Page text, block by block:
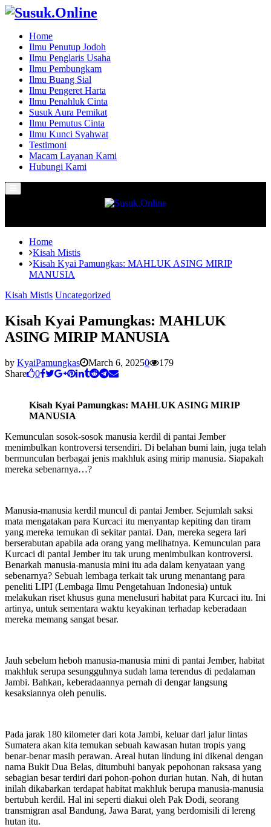
Home
Ilmu Penutup Jodoh
Ilmu Penglaris Usaha
Ilmu Pembungkam
Ilmu Buang Sial
Ilmu Pengeret Harta
Ilmu Penahluk Cinta
Susuk Aura Pemikat
Ilmu Pemutus Cinta
Ilmu Kunci Syahwat
Testimoni
Macam Layanan Kami
Hubungi Kami
Menu
Home
Kisah Mistis
Kisah Kyai Pamungkas: MAHLUK ASING MIRIP
MANUSIA
Kisah Mistis Uncategorized
Kisah Kyai Pamungkas: MAHLUK
ASING MIRIP MANUSIA
by KyaiPamungkas March 6, 20250
179
Share
0
Kisah Kyai Pamungkas: MAHLUK ASING MIRIP
MANUSIA
Kemunculan sosok-sosok manusia kerdil di pantai Jember
menimbulkan kontroversi tersendiri. Di belahan bumi lain, juga telah
bermunculan berbagai jenis makhluk asing mirip manusia. Siapakah
mereka sebenarnya…?
Manusia-manusia kerdil muncul di pantai Jember. Sejumlah saksi
mata mengatakan para Kurcaci itu menyantap kepiting dan tiram
yang mereka temukan di sekitar pantai. Dan, mereka segera lari
berserabutan apabila ada orang yang melihatnya. Kemunculan para
Kurcaci di pantal Jember itu tak urung menimbulkan kontroversi.
Benarkah manusia-manusia mini itu ada dalam kenyataan yang
sebenarnya? Sebuah lembaga terkait tak urung menantang para
peneliti LIPI (Lembaga Ilmu Pengetahuan Indonesia) untuk
melakukan riset khusus guna menelusuri habitat para Kurcaci itu. Ini
artinya, untuk sementara waktu keyakinan terhadap keberadaan
mereka memang sangat besar.
Jauh sebelum heboh manusia-manusia mini di pantai Jember, habitat
makhluk serupa sesungguhnya sudah lama terendus di pedalaman
Jambi. Bahkan, keberadaannya pernah di dengar langsung
kesaksiannya oleh penulis.
Pada jarak 180 kilometer dari kota Jambi, keluar darl jalur lintas
Sumatera akan kita temukan sebuah kawasan hutan tropis yang
benar-benar masih perawan. Areal hutan lindung ini dikenal dengan
nama Bukit Dua Belas, ditumbuhi banyak pepohonan raksasa yang
sebagian besar terdiri dari pohon-pohon durian hutan. Nah, di hutan
inilah dikabarkan terdapat habitat makhluk berupa manusia-manusia
bertubuh kerdil. Hal ini seperti diakui oleh Pak Dodi, seorang
transmigran asal Bandung, Jawa Barat, yang berdomisili di lereng
hutan itu.